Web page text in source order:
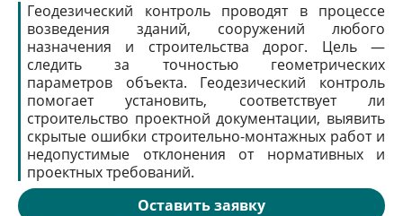
Геодезический контроль проводят в процессе
возведения зданий, сооружений любого
назначения и строительства дорог. Цель —
следить за точностью геометрических
параметров объекта. Геодезический контроль
помогает установить, соответствует ли
строительство проектной документации, выявить
скрытые ошибки строительно-монтажных работ и
недопустимые отклонения от нормативных и
проектных требований.
Оставить заявку